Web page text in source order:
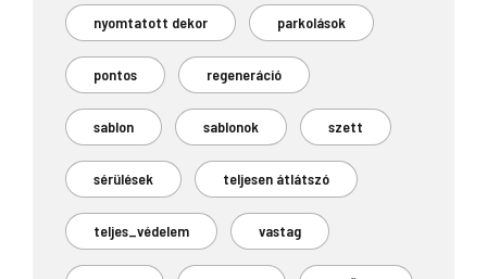
nyomtatott dekor parkolások
pontos regeneráció
sablon sablonok szett
sérülések teljesen átlátszó
teljes_védelem vastag